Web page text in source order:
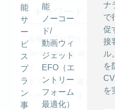
能
サ
ー
ビ
ス
プ
ラ
ン
事
能
ノーコー
ド/
動画ウィ
ジェット
EFO（エ
ントリー
フォーム
最適化）
ナ
で
促
接
ル
を
を
キーワード「
金融とIT分野が深くつ
Technologyを融合させ
す。
すでに融資の審査を人
が出てきています。